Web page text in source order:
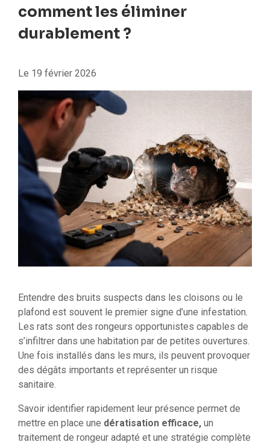
comment les éliminer
durablement ?
Le 19 février 2026
Entendre des bruits suspects dans les cloisons ou le
plafond est souvent le premier signe d’une infestation.
Les rats sont des rongeurs opportunistes capables de
s’infiltrer dans une habitation par de petites ouvertures.
Une fois installés dans les murs, ils peuvent provoquer
des dégâts importants et représenter un risque
sanitaire.
Savoir identifier rapidement leur présence permet de
mettre en place une dératisation efficace,un
traitement de rongeur adapté et une stratégie complète